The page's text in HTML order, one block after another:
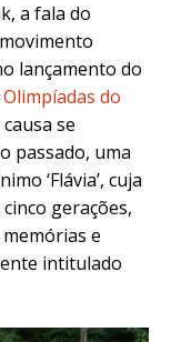
a fala do
lançamento do
do
se
passado, uma
‘Flávia’, cuja
gerações,
e
intitulado